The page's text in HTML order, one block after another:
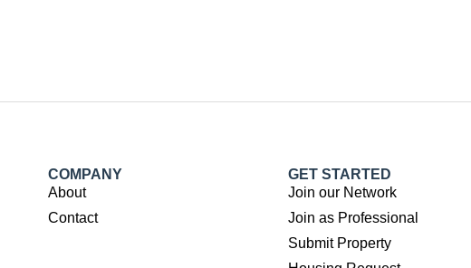
COMPANY
About
Contact
GET STARTED
Join our Network
Join as Professional
Submit Property